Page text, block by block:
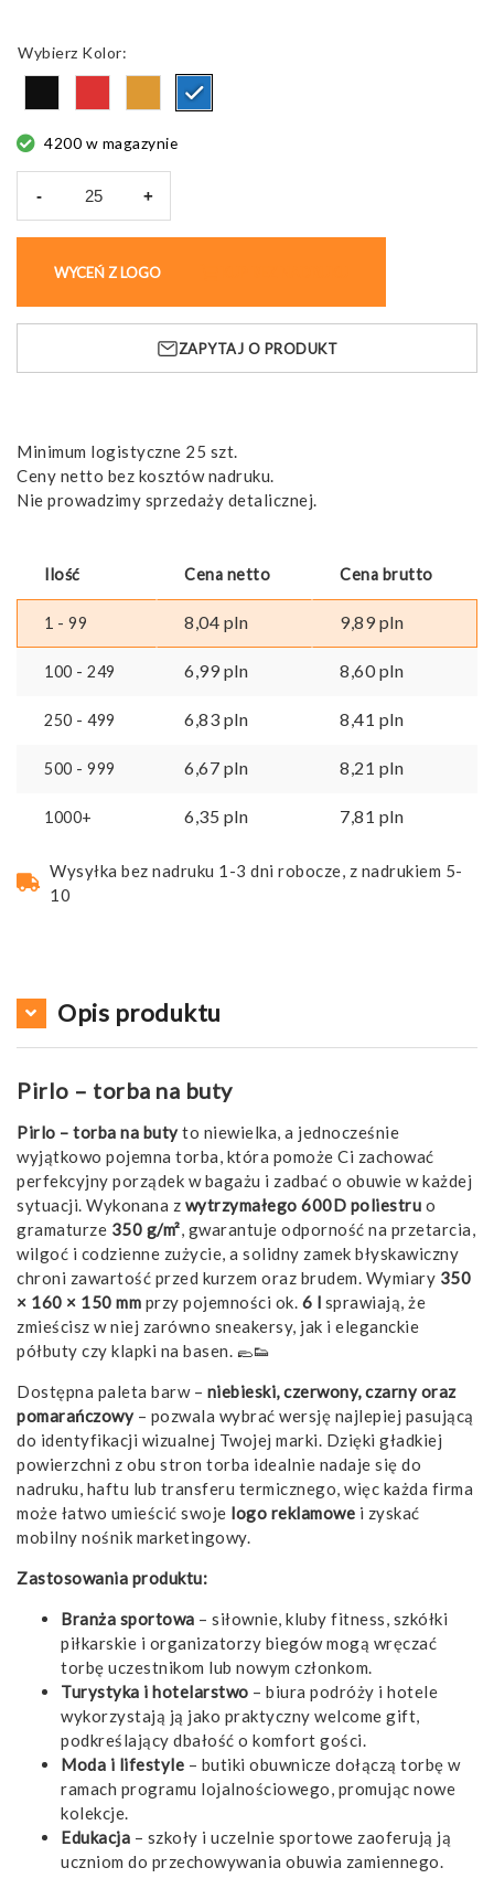
do
Kolor
4200 w magazynie
-
Tissa,
600D
zamykana
+
WYCEŃ Z LOGO
ZAPYTAJ O PRODUKT
Minimum logistyczne 25 szt.
Ceny netto bez kosztów nadruku.
Nie prowadzimy sprzedaży detalicznej.
Ilość Cena netto Cena brutto
1 - 99 8,04 pln 9,89pln
100 - 249 6,99pln 8,60pln
250 - 499 6,83 pln 8,41 pln
500 - 999 6,67 pln 8,21 pln
1000+ 6,35 pln 7,81 pln
Wysyłka bez nadruku 1-3 dni robocze, z nadrukiem 5-
10
Opis produktu
Pirlo – torba na buty
Pirlo – torba na butyto niewielka, a jednocześnie
wyjątkowo pojemna torba, która pomoże Ci zachować
perfekcyjny porządek w bagażu i zadbać o obuwie w każdej
sytuacji. Wykonana z wytrzymałego 600D poliestru o
gramaturze 350 g/m², gwarantuje odporność na przetarcia,
wilgoć i codzienne zużycie, a solidny zamek błyskawiczny
chroni zawartość przed kurzem oraz brudem. Wymiary 350
× 160 × 150 mm przy pojemności ok. 6 l sprawiają, że
zmieścisz w niej zarówno sneakersy, jak i eleganckie
półbuty czy klapki na basen. 🥿👟
Dostępna paleta barw – niebieski, czerwony, czarny oraz
pomarańczowy– pozwala wybrać wersję najlepiej pasującą
do identyfikacji wizualnej Twojej marki. Dzięki gładkiej
powierzchni z obu stron torba idealnie nadaje się do
nadruku, haftu lub transferu termicznego, więc każda firma
może łatwo umieścić swoje logo reklamowe i zyskać
mobilny nośnik marketingowy.
Zastosowania produktu:
Branża sportowa – siłownie, kluby fitness, szkółki
piłkarskie i organizatorzy biegów mogą wręczać
torbę uczestnikom lub nowym członkom.
Turystyka i hotelarstwo – biura podróży i hotele
wykorzystają ją jako praktyczny welcome gift,
podkreślający dbałość o komfort gości.
Moda i lifestyle – butiki obuwnicze dołączą torbę w
ramach programu lojalnościowego, promując nowe
kolekcje.
Edukacja – szkoły i uczelnie sportowe zaoferują ją
uczniom do przechowywania obuwia zamiennego.